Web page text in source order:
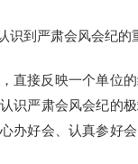
识到严肃会风会纪的
直接反映一个单位
识严肃会风会纪的
办好会、认真参好